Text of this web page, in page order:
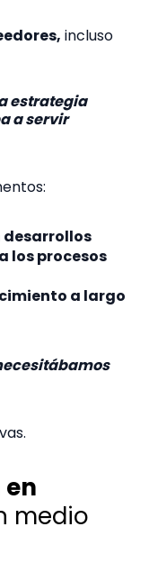
incluso
estrategia
a servir
los procesos
a largo
medio